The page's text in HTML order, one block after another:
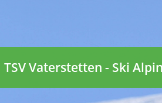
TSV Vaterstetten - Ski Alpin